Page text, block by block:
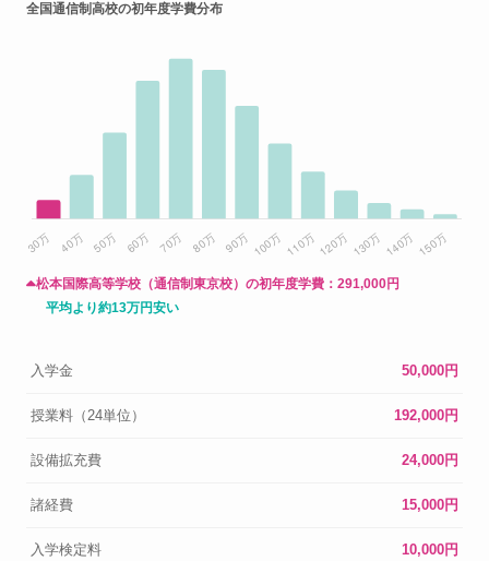
全国通信制高校の初年度学費分布
松本国際高等学校（通信制東京校）の初年度学費： 291,000円
平均より約13万円安い
入学金 50,000円
授業料（24単位） 192,000円
設備拡充費 24,000円
諸経費 15,000円
入学検定料 10,000円